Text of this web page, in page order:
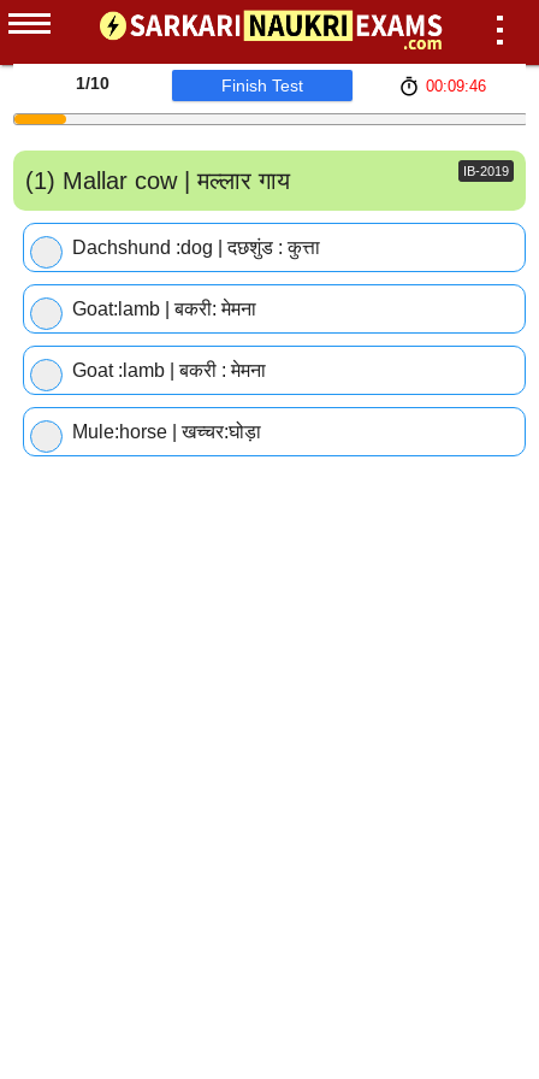
1/10 Finish Test 00:09:46
(1) Mallar cow | मल्लार गाय IB-2019
Dachshund :dog | दछशुंड : कुत्ता
Goat:lamb | बकरी: मेमना
Goat :lamb | बकरी : मेमना
Mule:horse | खच्चर:घोड़ा